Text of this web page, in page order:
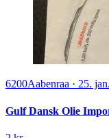
6200Aabenraa · 25. jan.
Gulf Dansk Olie